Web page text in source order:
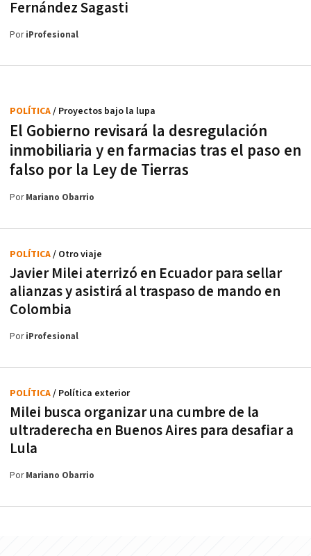
Fernández Sagasti
PoriProfesional
El Gobierno revisará la desregulación
inmobiliaria y en farmacias tras el paso en
falso por la Ley de Tierras
POLÍTICA/ Proyectos bajo la lupa
PorMariano Obarrio
Javier Milei aterrizó en Ecuador para sellar
alianzas y asistirá al traspaso de mando en
Colombia
POLÍTICA/ Otro viaje
PoriProfesional
Milei busca organizar una cumbre de la
ultraderecha en Buenos Aires para desafiar a
Lula
POLÍTICA/ Política exterior
PorMariano Obarrio